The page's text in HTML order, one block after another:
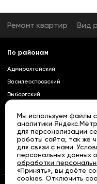
Ремонт квартир Вид
По районам
Адмиралтейский
Василеостровский
Выборгский
Колпинский
Красногвардейский
Краносельский
Кронштадтский
Курортный
Развернуть
Мы используем файлы
аналитики
для персонализации
работы сайта, так же
для связи с нами.
персональных данных
обработки
«Принять», вы даёте
cookies. Отключить